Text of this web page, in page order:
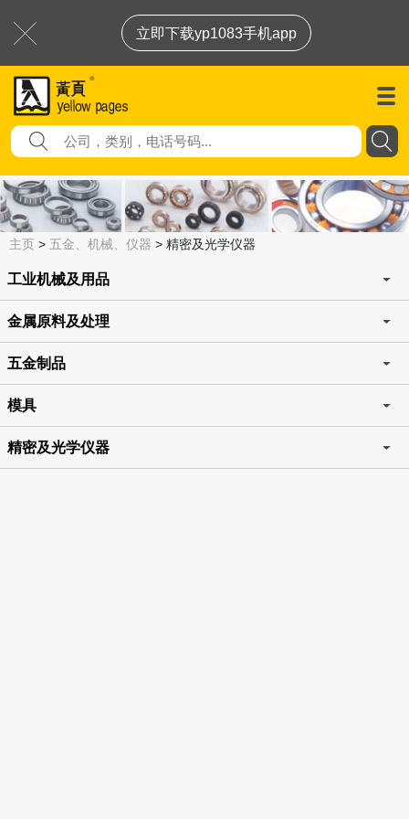
立即下载yp1083手机app
主页 > 五金、机械、仪器 > 精密及光学仪器
工业机械及用品
金属原料及处理
五金制品
模具
精密及光学仪器